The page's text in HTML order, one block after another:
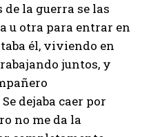
la guerra se las
u otra para entrar en
él, viviendo en
juntos, y
dejaba caer por
no me da la